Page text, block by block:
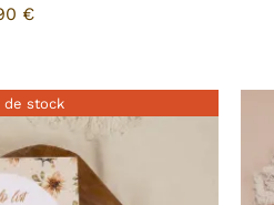
€
de stock